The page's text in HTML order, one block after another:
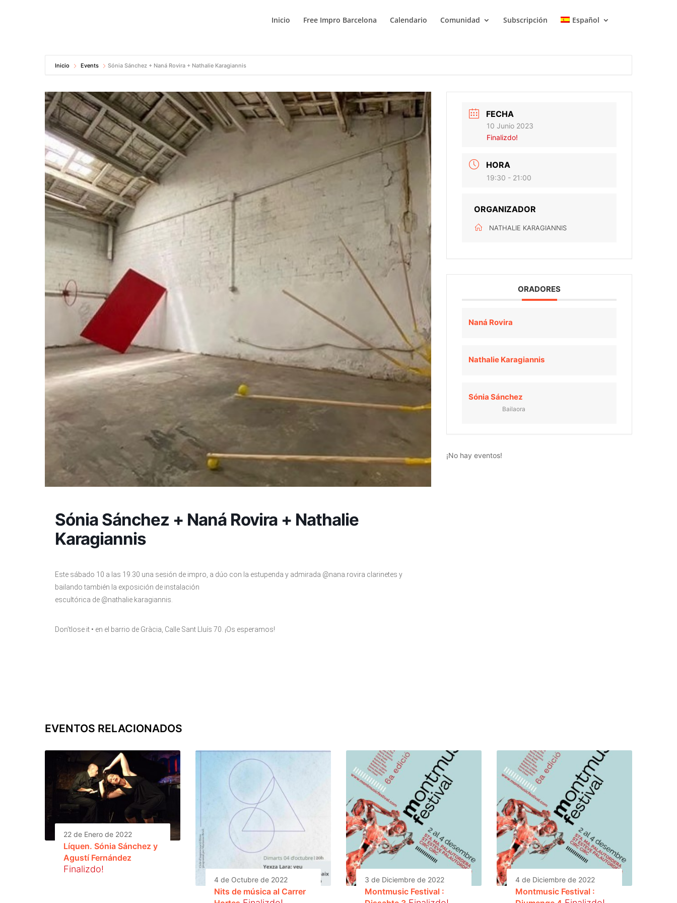
Inicio Free Impro Barcelona Calendario Comunidad Subscripción Español
Inicio Events Sónia Sánchez + Naná Rovira + Nathalie Karagiannis
Sónia Sánchez + Naná Rovira + Nathalie
Karagiannis
Este sábado 10 a las 19.30 una sesión de impro, a dúo con la estupenda y admirada @nana.rovira clarinetes y
bailando también la exposición de instalación
escultórica de @nathalie.karagiannis.
Don’tlose it • en el barrio de Gràcia, Calle Sant Lluís 70. ¡Os esperamos!
FECHA
10 Junio 2023
Finalizdo!
HORA
19:30 - 21:00
ORGANIZADOR
NATHALIE KARAGIANNIS
ORADORES
Naná Rovira
Nathalie Karagiannis
Sónia Sánchez
Bailaora
¡No hay eventos!
EVENTOS RELACIONADOS
22 de Enero de 2022
Líquen. Sónia Sánchez y
Agustí Fernández
Finalizdo!
4 de Octubre de 2022
Nits de música al Carrer
3 de Diciembre de 2022
Montmusic Festival :
4 de Diciembre de 2022
Montmusic Festival :